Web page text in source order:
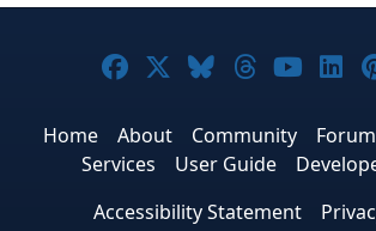
Joomla! on
Joomla! on X
Joomla! on
Joomla!
Home About Community Forum
Services
User Guide
Accessibility Statement